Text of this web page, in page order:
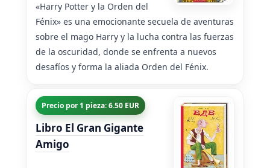
«Harry Potter y la Orden del
Fénix» es una emocionante secuela de aventuras
sobre el mago Harry y la lucha contra las fuerzas
de la oscuridad, donde se enfrenta a nuevos
desafíos y forma la aliada Orden del Fénix.
Precio por 1 pieza: 6.50 EUR
Libro El Gran Gigante
Amigo